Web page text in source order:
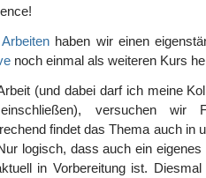
haben wir einen
noch einmal als weiteren Kurs
(und dabei darf ich meine
versuchen wir
findet das Thema auch in
logisch, dass auch ein eigenes
in Vorbereitung ist. Diesmal